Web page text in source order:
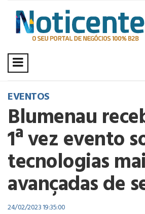
EVENTOS
Blumenau
1ª vez evento
tecnologias
avançadas de
24/02/2023 19:35:00